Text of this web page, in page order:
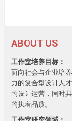
ABOUT US
工作室培养目标：
面向社会与企业培
力的复合型设计人
的设计运营，同时
的执着品质。